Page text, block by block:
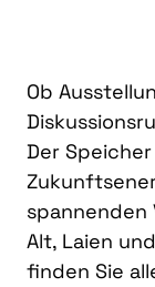
Ob
Der
Alt, Laien
finden Sie